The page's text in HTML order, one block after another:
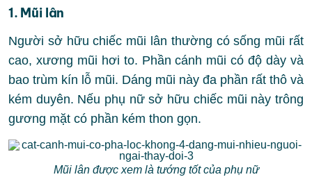
1. Mũi lân
Người sở hữu chiếc mũi lân thường có sống mũi rất
cao, xương mũi hơi to. Phần cánh mũi có độ dày và
bao trùm kín lỗ mũi. Dáng mũi này đa phần rất thô và
kém duyên. Nếu phụ nữ sở hữu chiếc mũi này trông
gương mặt có phần kém thon gọn.
Mũi lân được xem là tướng tốt của phụ nữ